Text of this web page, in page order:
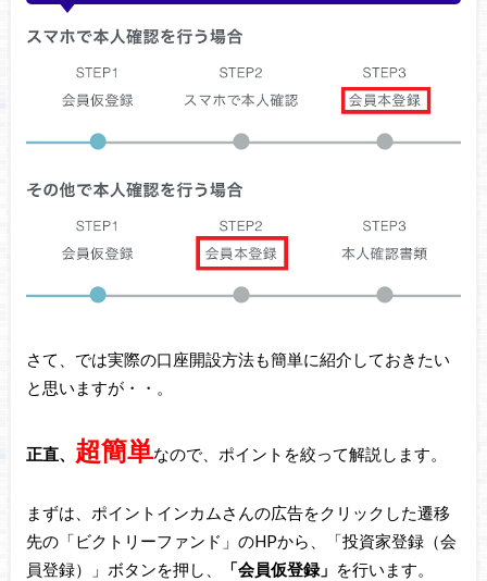
さて、では実際の口座開設方法も簡単に紹介しておきたい
と思いますが・・。
正直、 超簡単なので、ポイントを絞って解説します。
まずは、ポイントインカムさんの広告をクリックした遷移
先の「ビクトリーファンド」のHPから、「投資家登録（会
員登録）」ボタンを押し、
「会員仮登録」 を行います。